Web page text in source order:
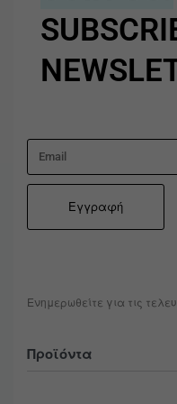
Προϊόντα
Ενημερωθείτε για τις